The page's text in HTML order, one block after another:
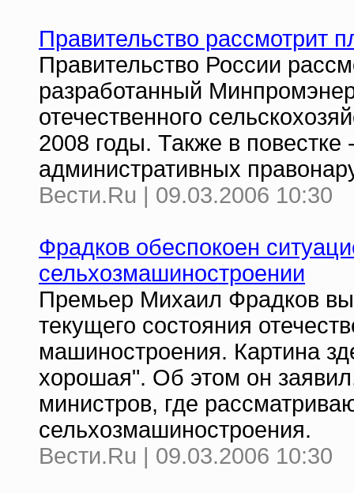
Правительство рассмотрит
Правительство России
разработанный
отечественного
2008 годы. Также в
административных
Вести.Ru | 09.03.2006 10:30
Фрадков обеспокоен
сельхозмашиностроении
Премьер Михаил Фрадков
текущего состояния
машиностроения. Картина
хорошая". Об этом он
министров, где
сельхозмашиностроения.
Вести.Ru | 09.03.2006 10:30